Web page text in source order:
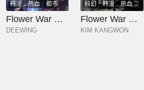
韩漫 热血
都市
奇幻
少年 玄幻
Flower War 第三季
DEEWING
科幻 韩漫
热血
奇幻
少年 玄幻
Flower War 第二季 - 钢铁穹顶
KIM KANGWON